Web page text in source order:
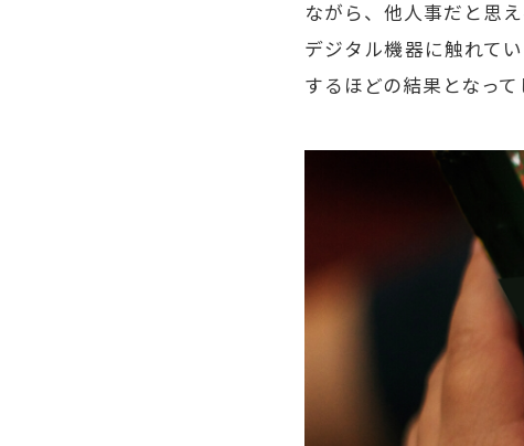
ながら、他人事だと思
デジタル機器に触れて
するほどの結果となって